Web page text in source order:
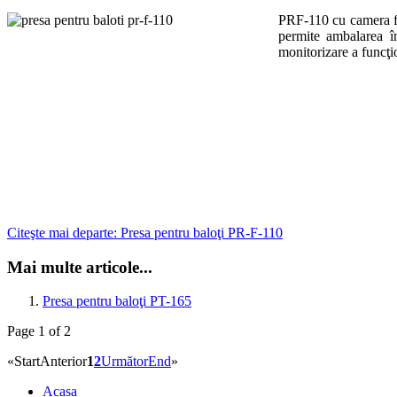
PRF-110 cu camera
permite ambalarea
monitorizare a
Citeşte mai departe: Presa pentru baloţi PR-F-110
Mai multe articole...
Presa pentru baloţi PT-165
Page 1 of 2
«StartAnterior12UrmătorEnd»
Acasa